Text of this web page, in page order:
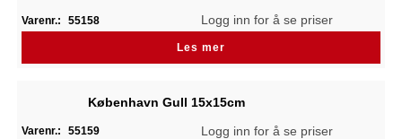
Varenr.: 55158 Logg inn for å se priser
Les mer
København Gull 15x15cm
Varenr.: 55159 Logg inn for å se priser